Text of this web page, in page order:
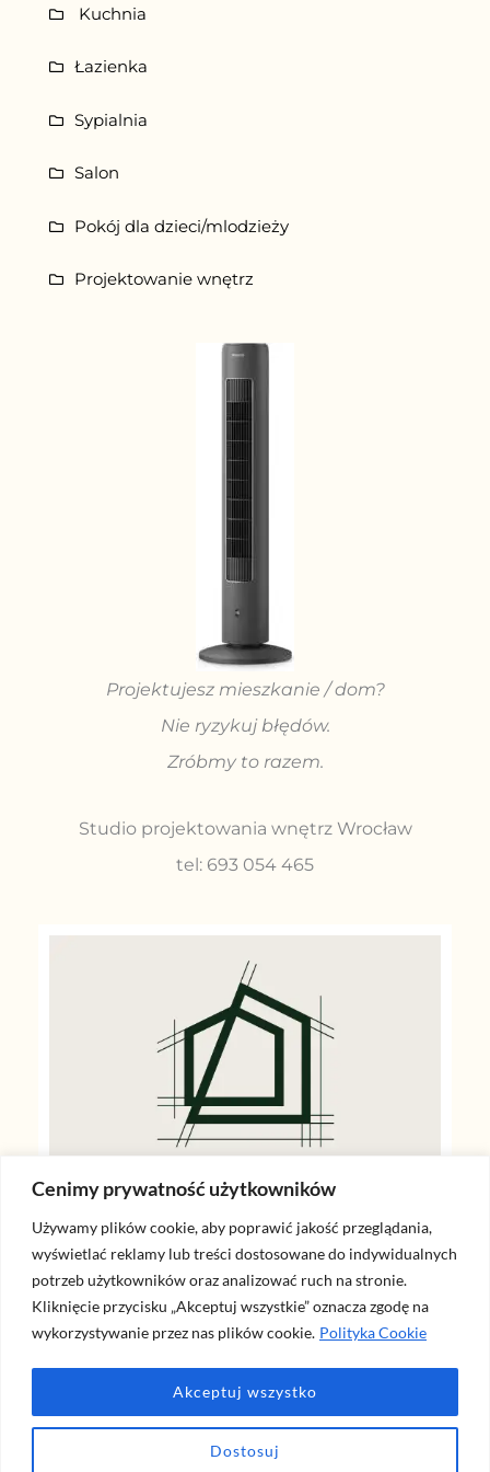
Cenimy prywatność użytkowników
Używamy plików cookie, aby poprawić jakość przeglądania,
wyświetlać reklamy lub treści dostosowane do indywidualnych
potrzeb użytkowników oraz analizować ruch na stronie.
Kliknięcie przycisku „Akceptuj wszystkie” oznacza zgodę na
wykorzystywanie przez nas plików cookie. Polityka Cookie
Dostosuj
Akceptuj wszystko
Kuchnia
Łazienka
Sypialnia
Salon
Pokój dla dzieci/mlodzieży
Projektowanie wnętrz
Projektujesz mieszkanie / dom?
Nie ryzykuj błędów.
Zróbmy to razem.
Studio projektowania wnętrz Wrocław
tel: 693 054 465
Dla pełnej przejrzystości: ten artykuł może zawierać linki afiliacyjne (m.in. Amazon). Kliknięcie i